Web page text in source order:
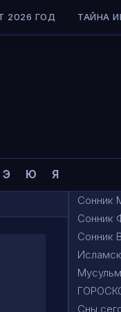
2026 ГОД ТАЙНА
Э Ю Я
Сонник
Сонник
Сонник
Сны